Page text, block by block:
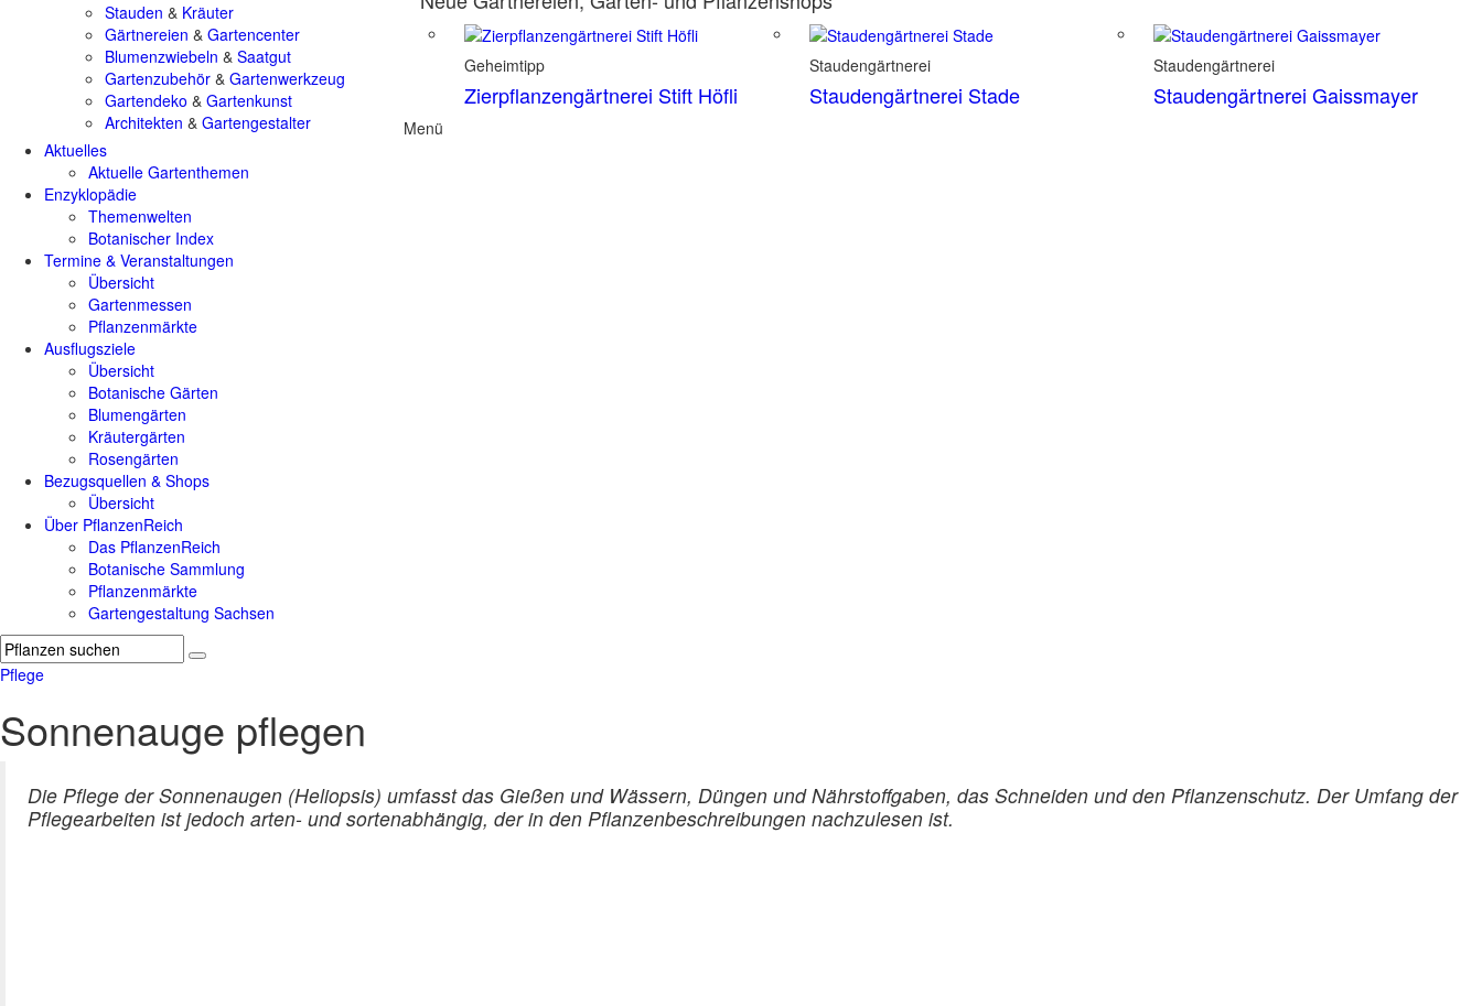
Stauden & Kräuter
Gärtnereien & Gartencenter
Blumenzwiebeln & Saatgut
Gartenzubehör & Gartenwerkzeug
Gartendeko & Gartenkunst
Architekten & Gartengestalter
Geheimtipp
Zierpflanzengärtnerei Stift Höfli
Staudengärtnerei
Staudengärtnerei Stade
Staudengärtnerei
Staudengärtnerei Gaissmayer
Menü
Aktuelles
Aktuelle Gartenthemen
Enzyklopädie
Themenwelten
Botanischer Index
Termine & Veranstaltungen
Übersicht
Gartenmessen
Pflanzenmärkte
Ausflugsziele
Übersicht
Botanische Gärten
Blumengärten
Kräutergärten
Rosengärten
Bezugsquellen & Shops
Übersicht
Über PflanzenReich
Das PflanzenReich
Botanische Sammlung
Pflanzenmärkte
Gartengestaltung Sachsen
Pflege
Sonnenauge pflegen
Die Pflege der Sonnenaugen (Heliopsis) umfasst das Gießen und Wässern, Düngen und Nährstoffgaben, das Schneiden und den Pflanzenschutz. Der Umfang der
Pflegearbeiten ist jedoch arten- und sortenabhängig, der in den Pflanzenbeschreibungen nachzulesen ist.